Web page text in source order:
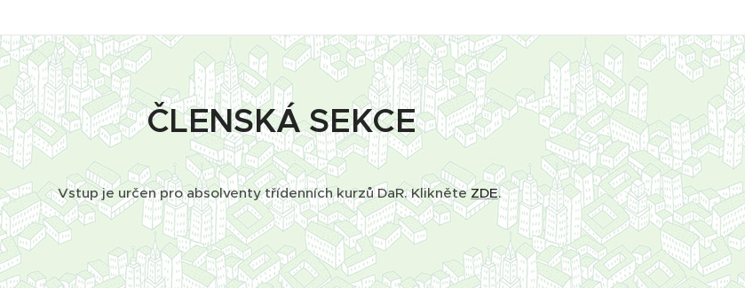
ČLENSKÁ SEKCE
Vstup je určen pro absolventy třídenních kurzů DaR. KlikněteZDE.